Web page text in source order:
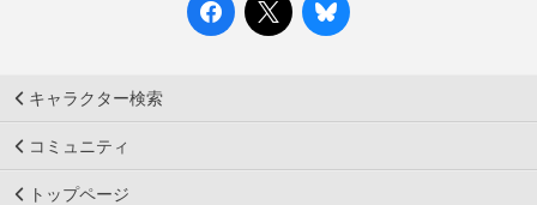
キャラクター検索
コミュニティ
トップページ